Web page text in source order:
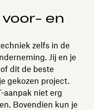
voor- en
zelfs in de
Jij en je
dit de beste
gekozen project.
aanpak niet erg
Bovendien kun je